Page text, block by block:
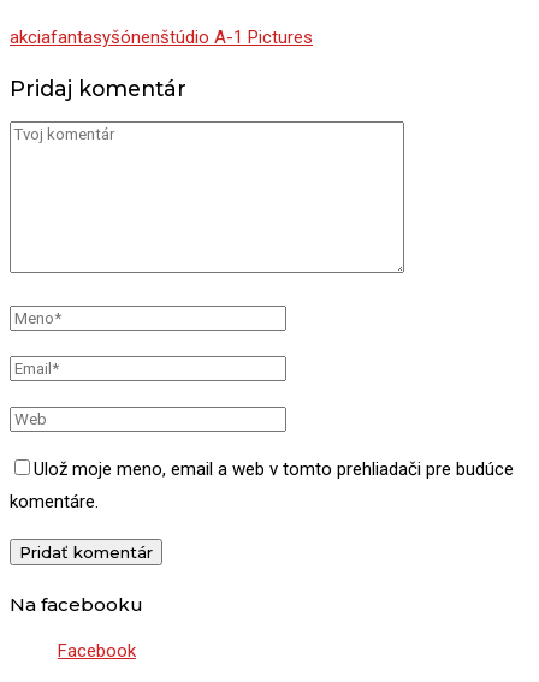
akciafantasyšónenštúdio A-1 Pictures
Pridaj komentár
Ulož moje meno, email a web v tomto prehliadači pre budúce
komentáre.
Na facebooku
Facebook